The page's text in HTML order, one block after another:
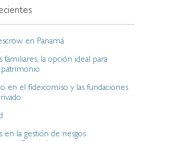
en Panamá
familiares, la opción ideal para
en el fideicomiso y las fundaciones
en la gestión de riesgos